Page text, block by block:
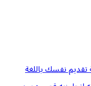
تقديم نفسك باللغة